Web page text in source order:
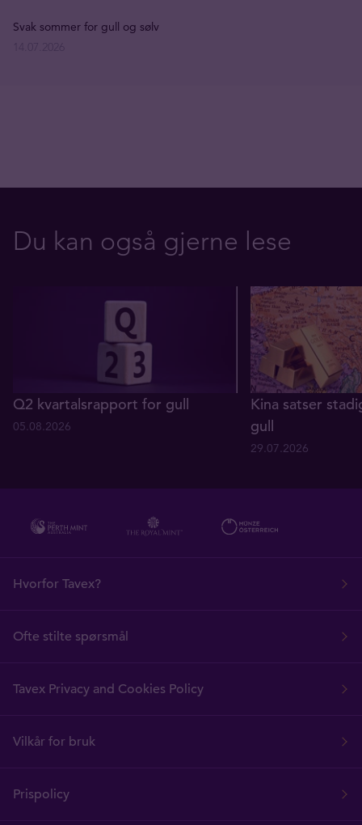
Svak sommer for gull og sølv
Du kan også gjerne lese
Q2 kvartalsrapport for gull
05.08.2026
Kina satser
gull
29.07.2026
Hvorfor Tavex?
Ofte stilte spørsmål
Tavex Privacy and Cookies Policy
Vilkår for bruk
Prispolicy